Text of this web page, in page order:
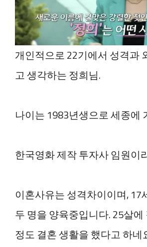
개인적으로 22기에서 성격과
고 생각하는 정희님.
나이는 1983년생으로 세종에
한국영화 제작 투자사 임원이
이혼사유는 성격차이이며, 17
두 명을 양육중입니다. 25살에
정도 결혼 생활을 했다고 하네